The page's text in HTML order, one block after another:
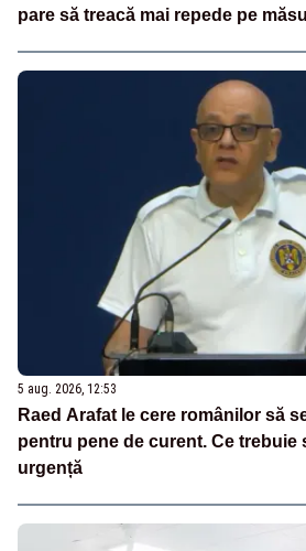
pare să treacă mai repede pe
5 aug. 2026, 12:53
Raed Arafat le cere românilor să
pentru pene de curent. Ce trebuie
urgență